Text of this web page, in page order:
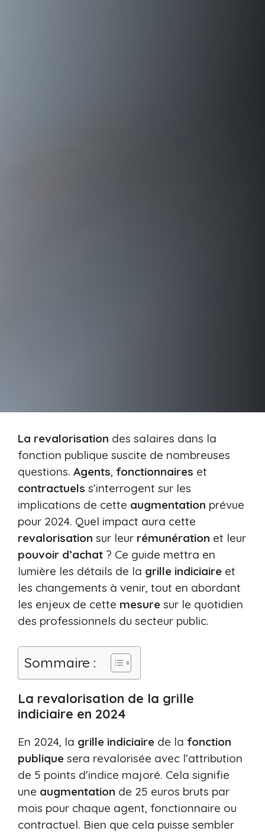
La revalorisation des salaires dans la
fonction publique suscite de nombreuses
questions. Agents, fonctionnaires et
contractuels s’interrogent sur les
implications de cette augmentation prévue
pour 2024. Quel impact aura cette
revalorisation sur leur rémunération et leur
pouvoir d’achat ? Ce guide mettra en
lumière les détails de la grille indiciaire et
les changements à venir, tout en abordant
les enjeux de cette mesure sur le quotidien
des professionnels du secteur public.
Sommaire :
La revalorisation de la grille
indiciaire en 2024
En 2024, la grille indiciaire de la fonction
publique sera revalorisée avec l’attribution
de 5 points d’indice majoré. Cela signifie
une augmentation de 25 euros bruts par
mois pour chaque agent, fonctionnaire ou
contractuel. Bien que cela puisse sembler